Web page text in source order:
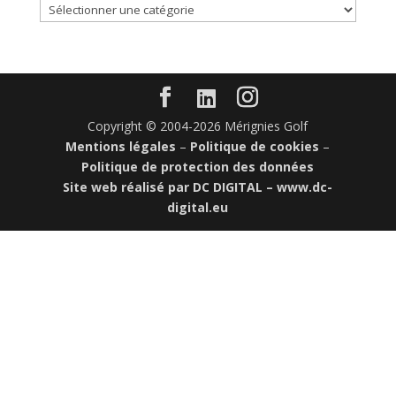
Catégories
d’articles
Copyright © 2004-2026 Mérignies Golf
Mentions légales – Politique de cookies –
Politique de protection des données
Site web réalisé par DC DIGITAL –www.dc-
digital.eu